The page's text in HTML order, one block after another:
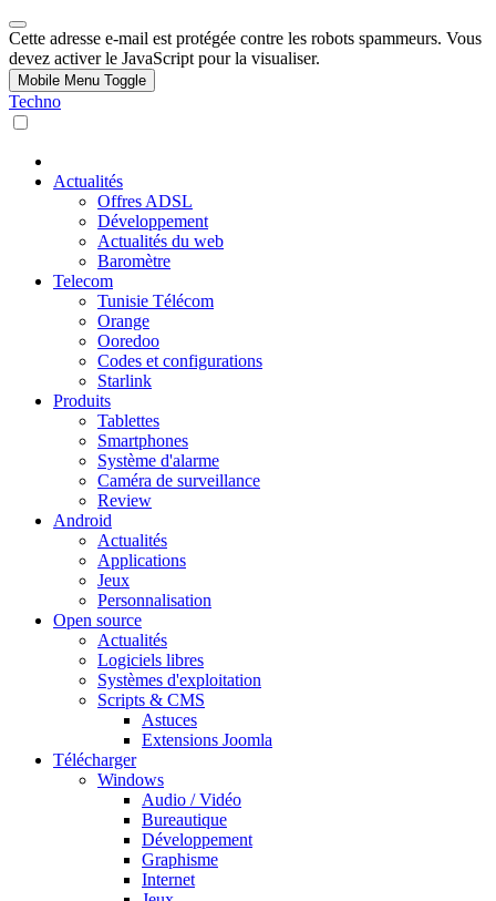
Cette adresse e-mail est protégée contre les robots spammeurs. Vous
devez activer le JavaScript pour la visualiser.
Mobile Menu Toggle
Techno
Actualités
Offres ADSL
Développement
Actualités du web
Baromètre
Telecom
Tunisie Télécom
Orange
Ooredoo
Codes et configurations
Starlink
Produits
Tablettes
Smartphones
Système d'alarme
Caméra de surveillance
Review
Android
Actualités
Applications
Jeux
Personnalisation
Open source
Actualités
Logiciels libres
Systèmes d'exploitation
Scripts & CMS
Astuces
Extensions Joomla
Télécharger
Windows
Audio / Vidéo
Bureautique
Développement
Graphisme
Internet